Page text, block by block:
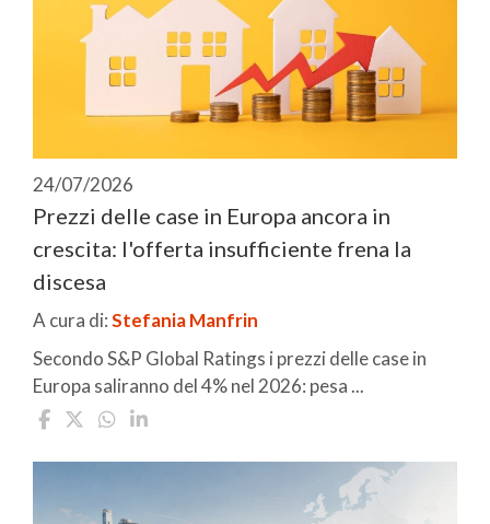
24/07/2026
Prezzi delle case in Europa ancora in
crescita: l'offerta insufficiente frena la
discesa
A cura di:Stefania Manfrin
Secondo S&P Global Ratings i prezzi delle case in
Europa saliranno del 4% nel 2026: pesa ...